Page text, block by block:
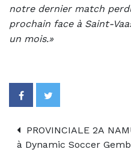
notre dernier match
prochain face à Saint-
un mois.»
PROVINCIALE 2A
à Dynamic Soccer